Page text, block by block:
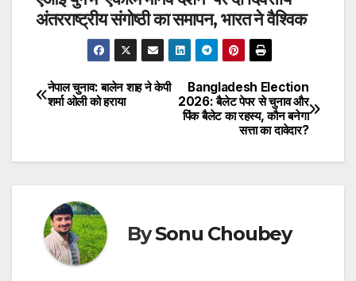
अंतरराष्ट्रीय संगोष्ठी का समापन, भारत ने वैश्विक
Post
Bangladesh Election
2026: बैलेट पेपर से चुनाव और
पिंक बैलेट का रहस्य, कौन बनेगा
सत्ता का दावेदार?
नेपाल चुनाव: बालेन शाह ने केपी
शर्मा ओली को हराया
BySonu Choubey